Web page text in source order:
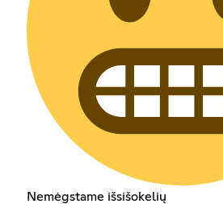
Nemėgstame išsišokelių